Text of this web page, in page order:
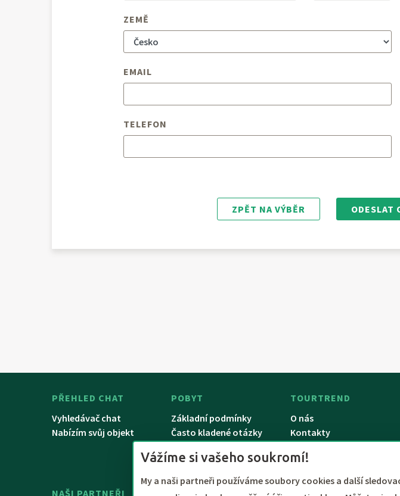
ZEMĚ
EMAIL
TELEFON
ZPĚT NA VÝBĚR ODESLAT
PŘEHLED CHAT
Vyhledávač chat
Nabízím svůj objekt
POBYT
Základní podmínky
Často kladené otázky
TOURTREND
O nás
Kontakty
NAŠI PARTNEŘI Platby QR kódem. Možnost platby benefitů až do výše 100%
Vážíme si vašeho soukromí!
My a naši partneři používáme soubory cookies a další